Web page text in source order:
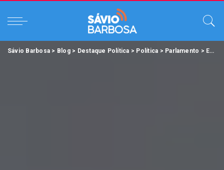
Sávio Barbosa > Blog> Destaque Política > Política > Parlamento > Escola do Legislativo inicia Capacitação Técnica de Câmaras Municipais.